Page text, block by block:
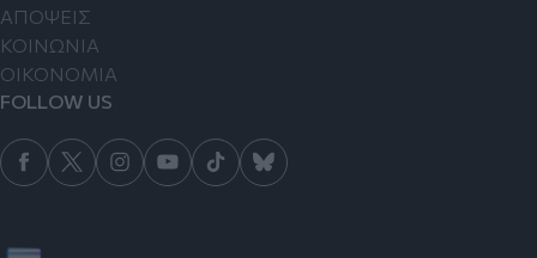
ΑΠΟΨΕΙΣ
ΚΟΙΝΩΝΙΑ
ΟΙΚΟΝΟΜΙΑ
FOLLOW US